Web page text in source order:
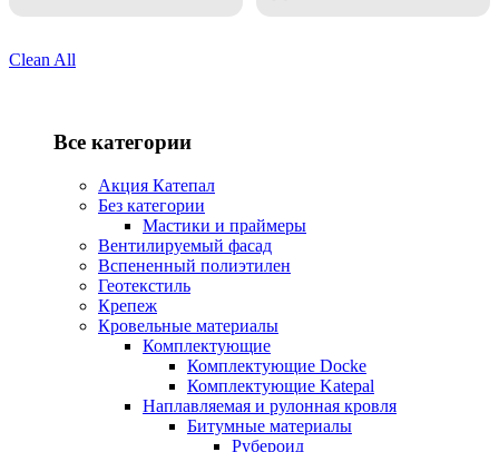
Clean All
Все категории
Акция Катепал
Без категории
Мастики и праймеры
Вентилируемый фасад
Вспененный полиэтилен
Геотекстиль
Крепеж
Кровельные материалы
Комплектующие
Комплектующие Docke
Комплектующие Katepal
Наплавляемая и рулонная кровля
Битумные материалы
Рубероид